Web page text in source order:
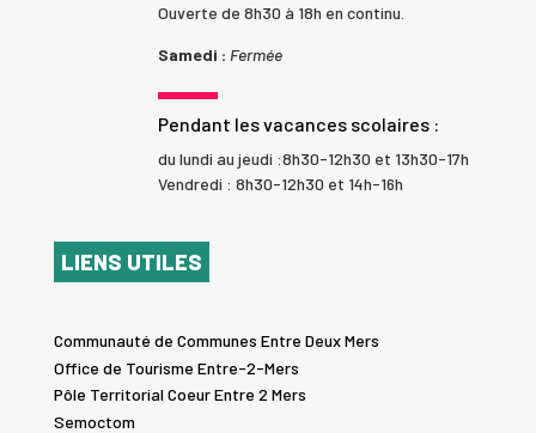
Ouverte de 8h30 à 18h en continu.
Samedi : Fermée
Pendant les vacances scolaires :
du lundi au jeudi :8h30-12h30 et 13h30-17h
Vendredi : 8h30-12h30 et 14h-16h
LIENS UTILES
Communauté de Communes Entre Deux Mers
Office de Tourisme Entre-2-Mers
Pôle Territorial Coeur Entre 2 Mers
Semoctom